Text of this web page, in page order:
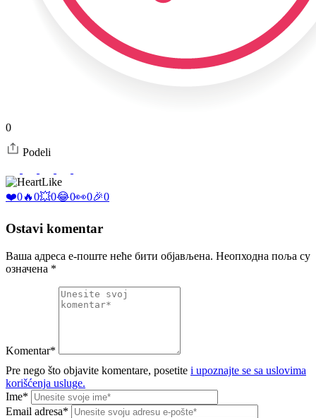
0
Podeli
Like
❤️0🔥0💥0😂0👀0🎉0
Ostavi komentar
Ваша адреса е-поште неће бити објављена. Неопходна поља су
означена *
Komentar*
Pre nego što objavite komentare, posetite i upoznajte se sa uslovima
korišćenja usluge.
Ime*
Email adresa*